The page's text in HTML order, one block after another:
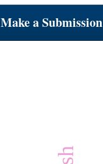
Make a Submission